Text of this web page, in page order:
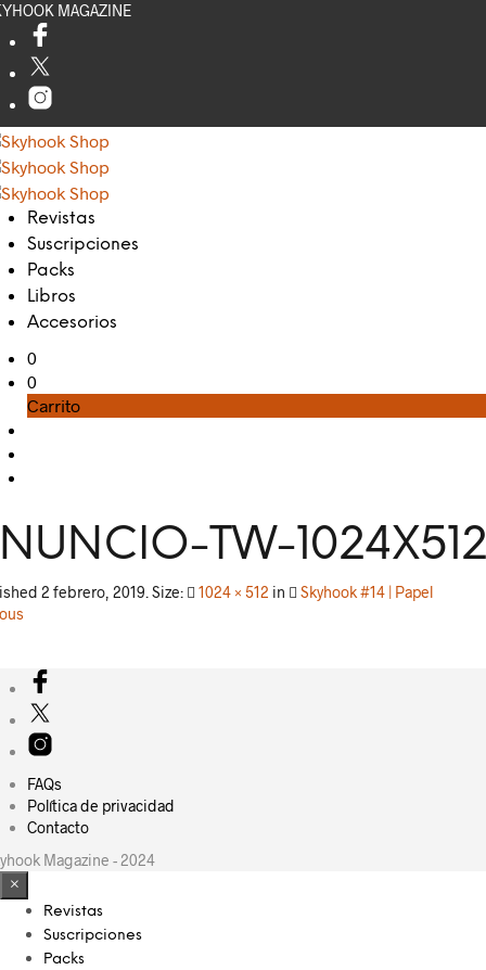
MAGAZINE
Revistas
Suscripciones
Packs
Libros
Accesorios
0
0
Carrito
TW-
2 febrero, 2019 . Size: 1024 × 512 in
Skyhook #14 | Papel
FAQs
Política de privacidad
Contacto
Magazine - 2024
×
Revistas
Suscripciones
Packs